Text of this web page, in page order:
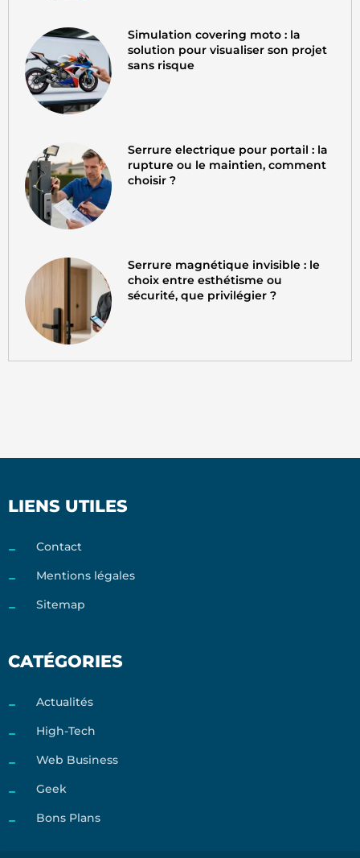
Simulation covering moto : la
solution pour visualiser son projet
sans risque
Serrure electrique pour portail : la
rupture ou le maintien, comment
choisir ?
Serrure magnétique invisible : le
choix entre esthétisme ou
sécurité, que privilégier ?
LIENS UTILES
Contact
Mentions légales
Sitemap
CATÉGORIES
Actualités
High-Tech
Web Business
Geek
Bons Plans